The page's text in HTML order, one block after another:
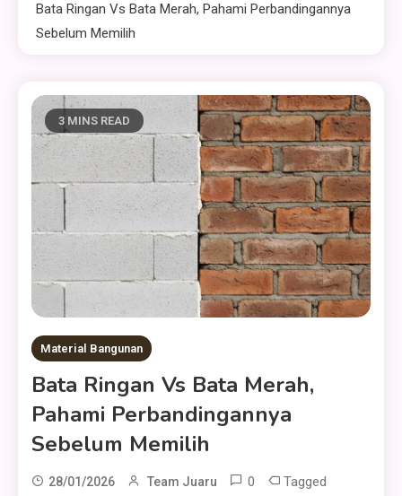
Bata Ringan Vs Bata Merah, Pahami Perbandingannya
Sebelum Memilih
3 MINS READ
Material Bangunan
Bata Ringan Vs Bata Merah,
Pahami Perbandingannya
Sebelum Memilih
28/01/2026 Team Juaru 0 Tagged